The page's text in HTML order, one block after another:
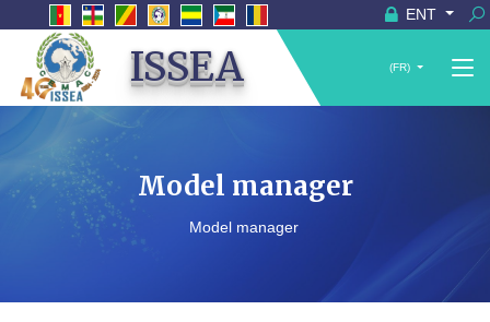
ENT
ISSEA (FR)
Model manager
Model manager